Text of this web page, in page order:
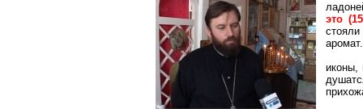
это
аромат.
иконы,